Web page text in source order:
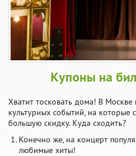
Купоны на
Хватит тосковать дома! В
культурных событий, на
большую скидку. Куда сходить?
Конечно же, на концерт
любимые хиты!